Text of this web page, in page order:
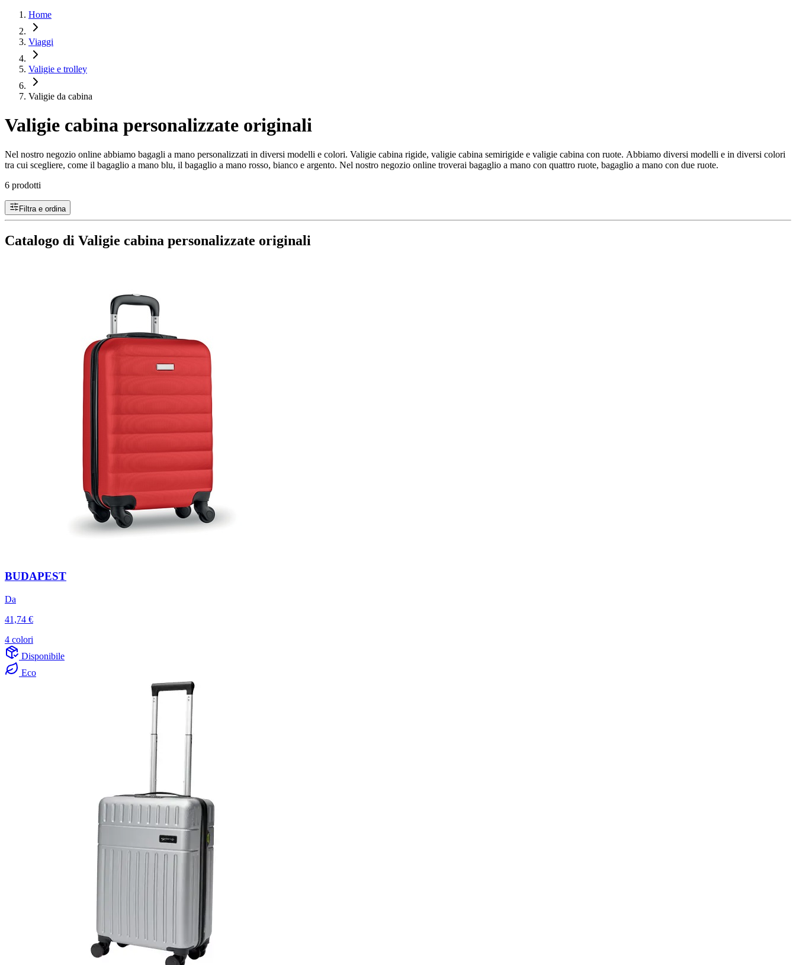
Home
Viaggi
Valigie e trolley
Valigie da cabina
Valigie cabina personalizzate originali
Nel nostro negozio online abbiamo bagagli a mano personalizzati in diversi modelli e colori. Valigie cabina rigide, valigie cabina semirigide e valigie cabina con ruote. Abbiamo diversi modelli e in diversi colori
tra cui scegliere, come il bagaglio a mano blu, il bagaglio a mano rosso, bianco e argento. Nel nostro negozio online troverai bagaglio a mano con quattro ruote, bagaglio a mano con due ruote.
6 prodotti
Filtra e ordina
Catalogo di Valigie cabina personalizzate originali
BUDAPEST
Da
41,74 €
4 colori
Disponibile
Eco